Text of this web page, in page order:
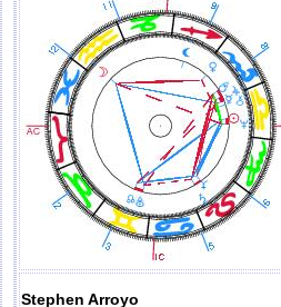
Stephen Arroyo